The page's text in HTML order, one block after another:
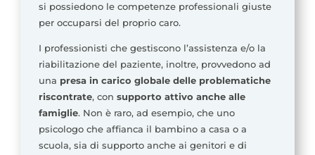
si possiedono le competenze professionali giuste
per occuparsi del proprio caro.
I professionisti che gestiscono l’assistenza e/o la
riabilitazione del paziente, inoltre, provvedono ad
una presa in carico globale delle problematiche
riscontrate, con supporto attivo anche alle
famiglie. Non è raro, ad esempio, che uno
psicologo che affianca il bambino a casa o a
scuola, sia di supporto anche ai genitori e di